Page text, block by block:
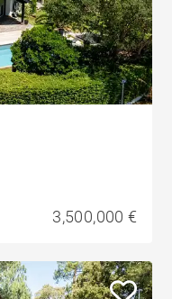
3,500,000 €